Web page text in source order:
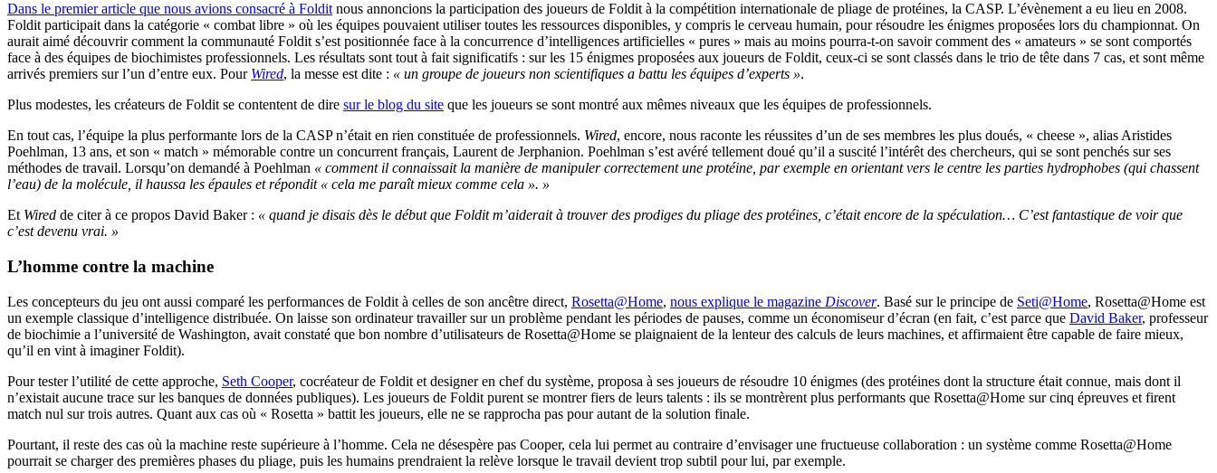
Dans le premier article que nous avions consacré à Foldit nous annoncions la participation des joueurs de Foldit à la compétition internationale de pliage de protéines, la CASP. L’évènement a eu lieu en 2008.
Foldit participait dans la catégorie « combat libre » où les équipes pouvaient utiliser toutes les ressources disponibles, y compris le cerveau humain, pour résoudre les énigmes proposées lors du championnat. On
aurait aimé découvrir comment la communauté Foldit s’est positionnée face à la concurrence d’intelligences artificielles « pures » mais au moins pourra-t-on savoir comment des « amateurs » se sont comportés
face à des équipes de biochimistes professionnels. Les résultats sont tout à fait significatifs : sur les 15 énigmes proposées aux joueurs de Foldit, ceux-ci se sont classés dans le trio de tête dans 7 cas, et sont même
arrivés premiers sur l’un d’entre eux. Pour Wired, la messe est dite : « un groupe de joueurs non scientifiques a battu les équipes d’experts ».
Plus modestes, les créateurs de Foldit se contentent de dire sur le blog du site que les joueurs se sont montré aux mêmes niveaux que les équipes de professionnels.
En tout cas, l’équipe la plus performante lors de la CASP n’était en rien constituée de professionnels. Wired, encore, nous raconte les réussites d’un de ses membres les plus doués, « cheese », alias Aristides
Poehlman, 13 ans, et son « match » mémorable contre un concurrent français, Laurent de Jerphanion. Poehlman s’est avéré tellement doué qu’il a suscité l’intérêt des chercheurs, qui se sont penchés sur ses
méthodes de travail. Lorsqu’on demandé à Poehlman « comment il connaissait la manière de manipuler correctement une protéine, par exemple en orientant vers le centre les parties hydrophobes (qui chassent
l’eau) de la molécule, il haussa les épaules et répondit « cela me paraît mieux comme cela ». »
Et Wired de citer à ce propos David Baker : « quand je disais dès le début que Foldit m’aiderait à trouver des prodiges du pliage des protéines, c’était encore de la spéculation… C’est fantastique de voir que
c’est devenu vrai. »
L’homme contre la machine
Les concepteurs du jeu ont aussi comparé les performances de Foldit à celles de son ancêtre direct, Rosetta@Home, nous explique le magazine Discover. Basé sur le principe de Seti@Home, Rosetta@Home est
un exemple classique d’intelligence distribuée. On laisse son ordinateur travailler sur un problème pendant les périodes de pauses, comme un économiseur d’écran (en fait, c’est parce que David Baker, professeur
de biochimie a l’université de Washington, avait constaté que bon nombre d’utilisateurs de Rosetta@Home se plaignaient de la lenteur des calculs de leurs machines, et affirmaient être capable de faire mieux,
qu’il en vint à imaginer Foldit).
Pour tester l’utilité de cette approche, Seth Cooper, cocréateur de Foldit et designer en chef du système, proposa à ses joueurs de résoudre 10 énigmes (des protéines dont la structure était connue, mais dont il
n’existait aucune trace sur les banques de données publiques). Les joueurs de Foldit purent se montrer fiers de leurs talents : ils se montrèrent plus performants que Rosetta@Home sur cinq épreuves et firent
match nul sur trois autres. Quant aux cas où « Rosetta » battit les joueurs, elle ne se rapprocha pas pour autant de la solution finale.
Pourtant, il reste des cas où la machine reste supérieure à l’homme. Cela ne désespère pas Cooper, cela lui permet au contraire d’envisager une fructueuse collaboration : un système comme Rosetta@Home
pourrait se charger des premières phases du pliage, puis les humains prendraient la relève lorsque le travail devient trop subtil pour lui, par exemple.